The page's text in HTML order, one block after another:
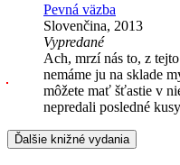
Pevná väzba
Slovenčina, 2013
Vypredané
Ach, mrzí nás to, z
nemáme ju na sklade
môžete mať šťastie v
nepredali posledné
Ďalšie knižné vydania